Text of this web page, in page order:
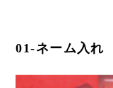
01-ネーム入れ